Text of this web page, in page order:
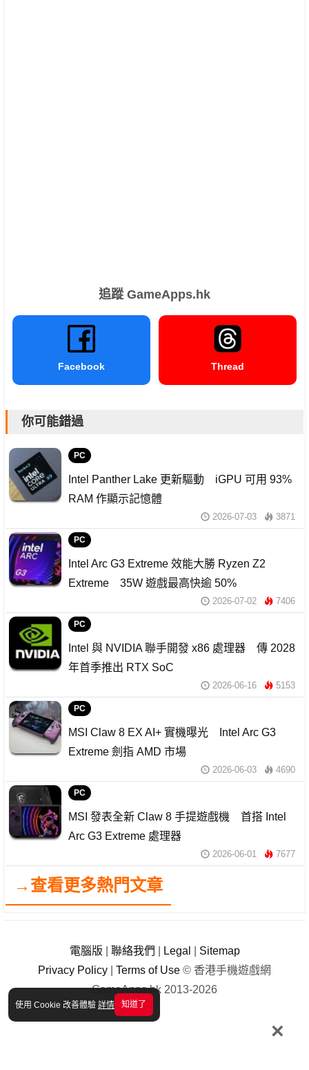
使用 Cookie 改善體驗 詳情 知道了
×
追蹤 GameApps.hk
Facebook Thread
你可能錯過
PC
Intel Panther Lake 更新驅動 iGPU 可用 93%
RAM 作顯示記憶體
2026-07-03 3871
PC
Intel Arc G3 Extreme 效能大勝 Ryzen Z2
Extreme 35W 遊戲最高快逾 50%
2026-07-02 7406
PC
Intel 與 NVIDIA 聯手開發 x86 處理器 傳 2028
年首季推出 RTX SoC
2026-06-16 5153
PC
MSI Claw 8 EX AI+ 實機曝光 Intel Arc G3
Extreme 劍指 AMD 市場
2026-06-03 4690
PC
MSI 發表全新 Claw 8 手提遊戲機 首搭 Intel
Arc G3 Extreme 處理器
2026-06-01 7677
→查看更多熱門文章
電腦版 聯絡我們 Legal
Sitemap
Privacy Policy
Terms of Use © 香港手機遊戲網
GameApps.hk 2013-2026